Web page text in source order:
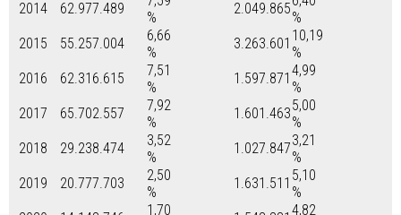
2014
62.977.489
%
2.049.865
%
2015
55.257.004
6,66
%
3.263.601 10,19
%
2016
62.316.615
7,51
%
1.597.871 4,99
%
2017
65.702.557
7,92
%
1.601.4635,00
%
2018
29.238.474
3,52
%
1.027.8473,21
%
2019
20.777.703
2,50
%
1.631.511 5,10
%
1,70
4,82